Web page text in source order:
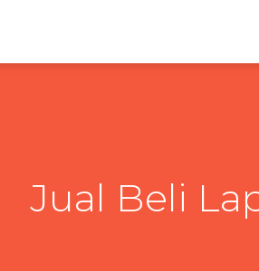
Jual Beli